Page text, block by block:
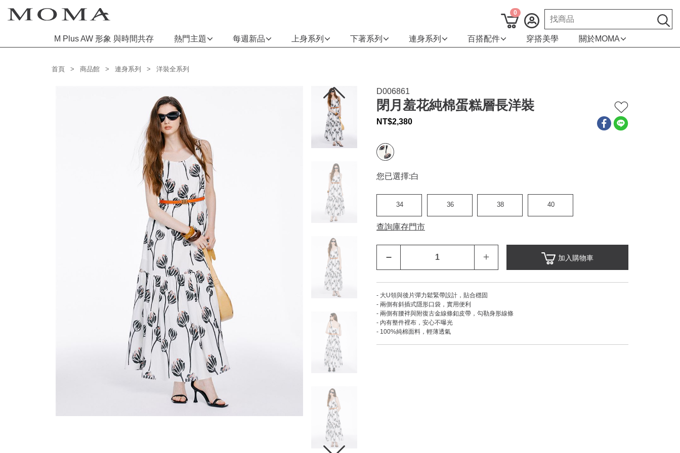
0
M Plus AW 形象 與時間共存 熱門主題 每週新品 上身系列 下著系列 連身系列 百搭配件 穿搭美學 關於MOMA
首頁 商品館 連身系列 洋裝全系列
D006861
閉月羞花純棉蛋糕層長洋裝
NT$2,380
您已選擇:白
34 36 38 40
查詢庫存門市
– ＋ 加入購物車
- 大U領與後片彈力鬆緊帶設計，貼合穩固
- 兩側有斜插式隱形口袋，實用便利
- 兩側有腰袢與附復古金線條釦皮帶，勾勒身形線條
- 內有整件裡布，安心不曝光
- 100%純棉面料，輕薄透氣